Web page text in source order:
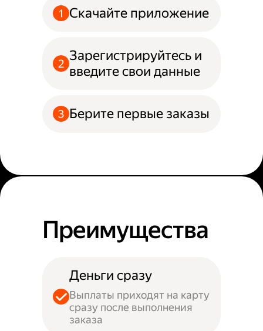
Скачайте приложение
Зарегистрируйтесь и
введите свои данные
Берите первые заказы
Преимущества
Деньги сразу
Выплаты приходят на карту
сразу после выполнения
заказа